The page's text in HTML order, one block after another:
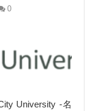
0
University -名